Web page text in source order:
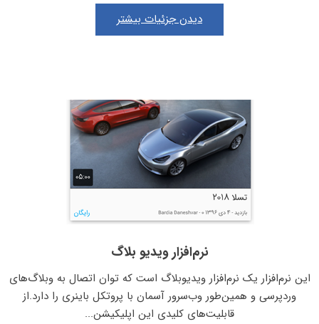
دیدن جزئیات بیشتر
نرم‌افزار ویدیو بلاگ
این نرم‌افزار یک نرم‌افزار ویدیوبلاگ است که توان اتصال به وبلاگ‌های
وردپرسی و همین‌طور وب‌سرور آسمان با پروتکل باینری را دارد.از
قابلیت‌های کلیدی این اپلیکیشن...